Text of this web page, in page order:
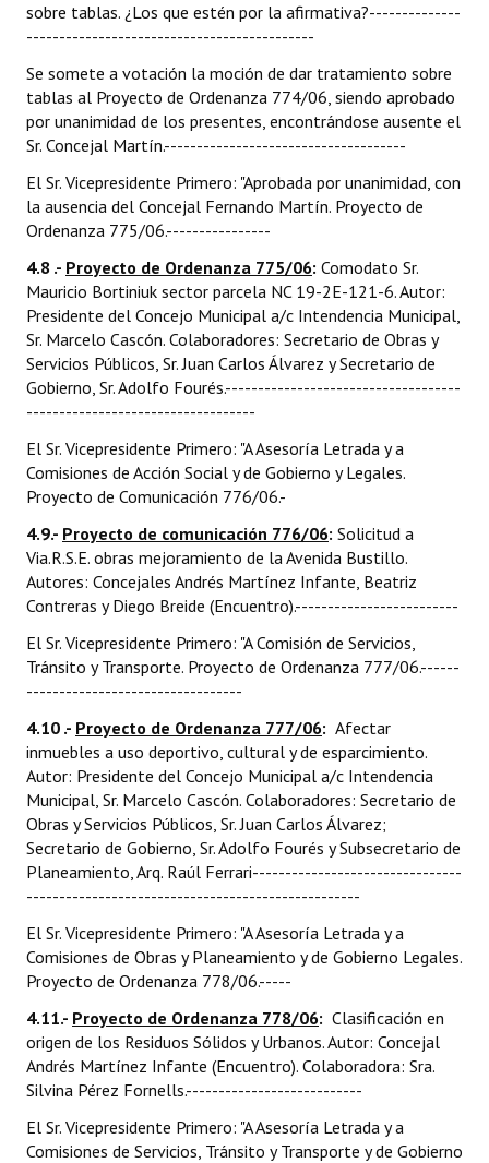
sobre tablas. ¿Los que estén por la afirmativa?--------------
--------------------------------------------
Se somete a votación la moción de dar tratamiento sobre
tablas al Proyecto de Ordenanza 774/06, siendo aprobado
por unanimidad de los presentes, encontrándose ausente el
Sr. Concejal Martín.-------------------------------------
El Sr. Vicepresidente Primero: "Aprobada por unanimidad, con
la ausencia del Concejal Fernando Martín. Proyecto de
Ordenanza 775/06.----------------
4.8 .- Proyecto de Ordenanza 775/06: Comodato Sr.
Mauricio Bortiniuk sector parcela NC 19-2E-121-6. Autor:
Presidente del Concejo Municipal a/c Intendencia Municipal,
Sr. Marcelo Cascón. Colaboradores: Secretario de Obras y
Servicios Públicos, Sr. Juan Carlos Álvarez y Secretario de
Gobierno, Sr. Adolfo Fourés.------------------------------------
-----------------------------------
El Sr. Vicepresidente Primero: "A Asesoría Letrada y a
Comisiones de Acción Social y de Gobierno y Legales.
Proyecto de Comunicación 776/06.-
4.9.- Proyecto de comunicación 776/06: Solicitud a
Via.R.S.E. obras mejoramiento de la Avenida Bustillo.
Autores: Concejales Andrés Martínez Infante, Beatriz
Contreras y Diego Breide (Encuentro).-------------------------
El Sr. Vicepresidente Primero: "A Comisión de Servicios,
Tránsito y Transporte. Proyecto de Ordenanza 777/06.------
---------------------------------
4.10 .- Proyecto de Ordenanza 777/06: Afectar
inmuebles a uso deportivo, cultural y de esparcimiento.
Autor: Presidente del Concejo Municipal a/c Intendencia
Municipal, Sr. Marcelo Cascón. Colaboradores: Secretario de
Obras y Servicios Públicos, Sr. Juan Carlos Álvarez;
Secretario de Gobierno, Sr. Adolfo Fourés y Subsecretario de
Planeamiento, Arq. Raúl Ferrari--------------------------------
---------------------------------------------------
El Sr. Vicepresidente Primero: "A Asesoría Letrada y a
Comisiones de Obras y Planeamiento y de Gobierno Legales.
Proyecto de Ordenanza 778/06.-----
4.11.- Proyecto de Ordenanza 778/06: Clasificación en
origen de los Residuos Sólidos y Urbanos. Autor: Concejal
Andrés Martínez Infante (Encuentro). Colaboradora: Sra.
Silvina Pérez Fornells.---------------------------
El Sr. Vicepresidente Primero: "A Asesoría Letrada y a
Comisiones de Servicios, Tránsito y Transporte y de Gobierno